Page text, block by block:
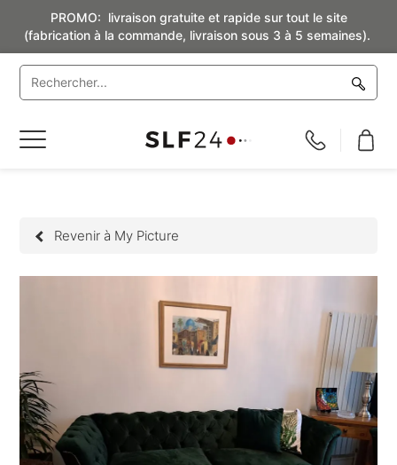
PROMO: livraison gratuite et rapide sur tout le site
(fabrication à la commande, livraison sous 3 à 5 semaines).
Basculer
Revenir à My Picture